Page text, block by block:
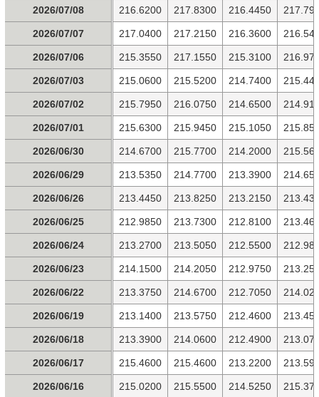
216.6200 217.8300 216.4450
217.0400 217.2150 216.3600
215.3550 217.1550 215.3100
215.0600 215.5200 214.7400
215.7950 216.0750 214.6500
215.6300 215.9450 215.1050
214.6700 215.7700 214.2000
213.5350 214.7700 213.3900
213.4450 213.8250 213.2150
212.9850 213.7300 212.8100
213.2700 213.5050 212.5500
214.1500 214.2050 212.9750
213.3750 214.6700 212.7050
213.1400 213.5750 212.4600
213.3900 214.0600 212.4900
215.4600 215.4600 213.2200
215.0200 215.5500 214.5250
2026/07/08
2026/07/07
2026/07/06
2026/07/03
2026/07/02
2026/07/01
2026/06/30
2026/06/29
2026/06/26
2026/06/25
2026/06/24
2026/06/23
2026/06/22
2026/06/19
2026/06/18
2026/06/17
2026/06/16